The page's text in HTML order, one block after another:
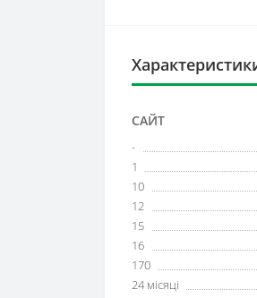
САЙТ
-
1
10
12
15
16
170
24 місяці